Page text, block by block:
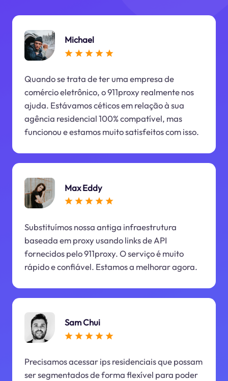
Michael
Quando se trata de ter uma empresa de
comércio eletrônico, o 911proxy realmente nos
ajuda. Estávamos céticos em relação à sua
agência residencial 100% compatível, mas
funcionou e estamos muito satisfeitos com isso.
Max Eddy
Substituímos nossa antiga infraestrutura
baseada em proxy usando links de API
fornecidos pelo 911proxy. O serviço é muito
rápido e confiável. Estamos a melhorar agora.
Sam Chui
Precisamos acessar ips residenciais que possam
ser segmentados de forma flexível para poder